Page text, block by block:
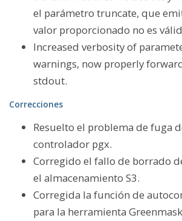
el parámetro truncate, que
valor proporcionado no es
Increased verbosity of
warnings, now properly
stdout.
Correcciones
Resuelto el problema de fuga
controlador pgx.
Corregido el fallo de borrado
el almacenamiento S3.
Corregida la función de
para la herramienta